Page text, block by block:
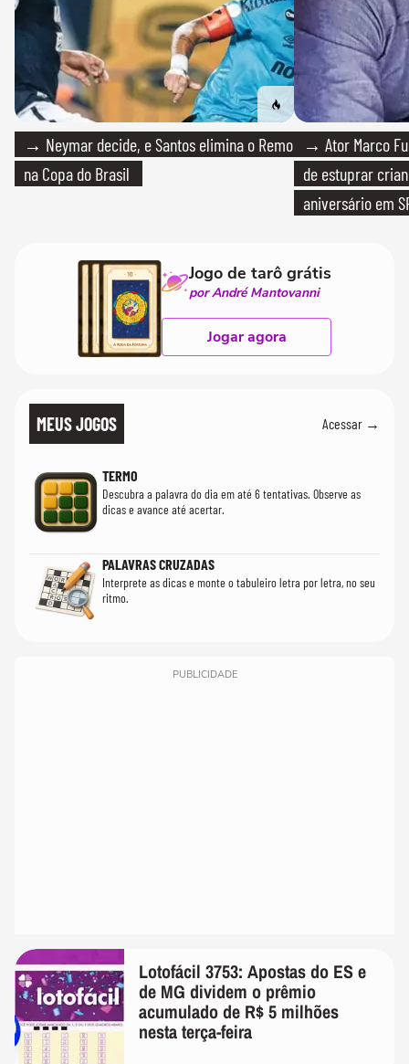
→ Neymar decide, e Santos elimina o Remo
na Copa do Brasil
→ Ator Marco
de estuprar
aniversário em
Jogo de tarô grátis
por André Mantovanni
Jogar agora
MEUS JOGOS Acessar →
TERMO
Descubra a palavra do dia em até 6 tentativas. Observe as
dicas e avance até acertar.
PALAVRAS CRUZADAS
Interprete as dicas e monte o tabuleiro letra por letra, no seu
ritmo.
PUBLICIDADE
Lotofácil 3753: Apostas do ES e
de MG dividem o prêmio
acumulado de R$ 5 milhões
nesta terça-feira